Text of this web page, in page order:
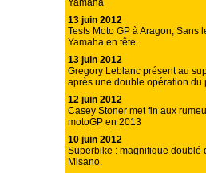
Yamaha
13 juin 2012
Tests Moto GP à Aragon, Sans
Yamaha en tête.
13 juin 2012
Gregory Leblanc présent au
après une double opération du
12 juin 2012
Casey Stoner met fin aux
motoGP en 2013
10 juin 2012
Superbike : magnifique doublé
Misano.